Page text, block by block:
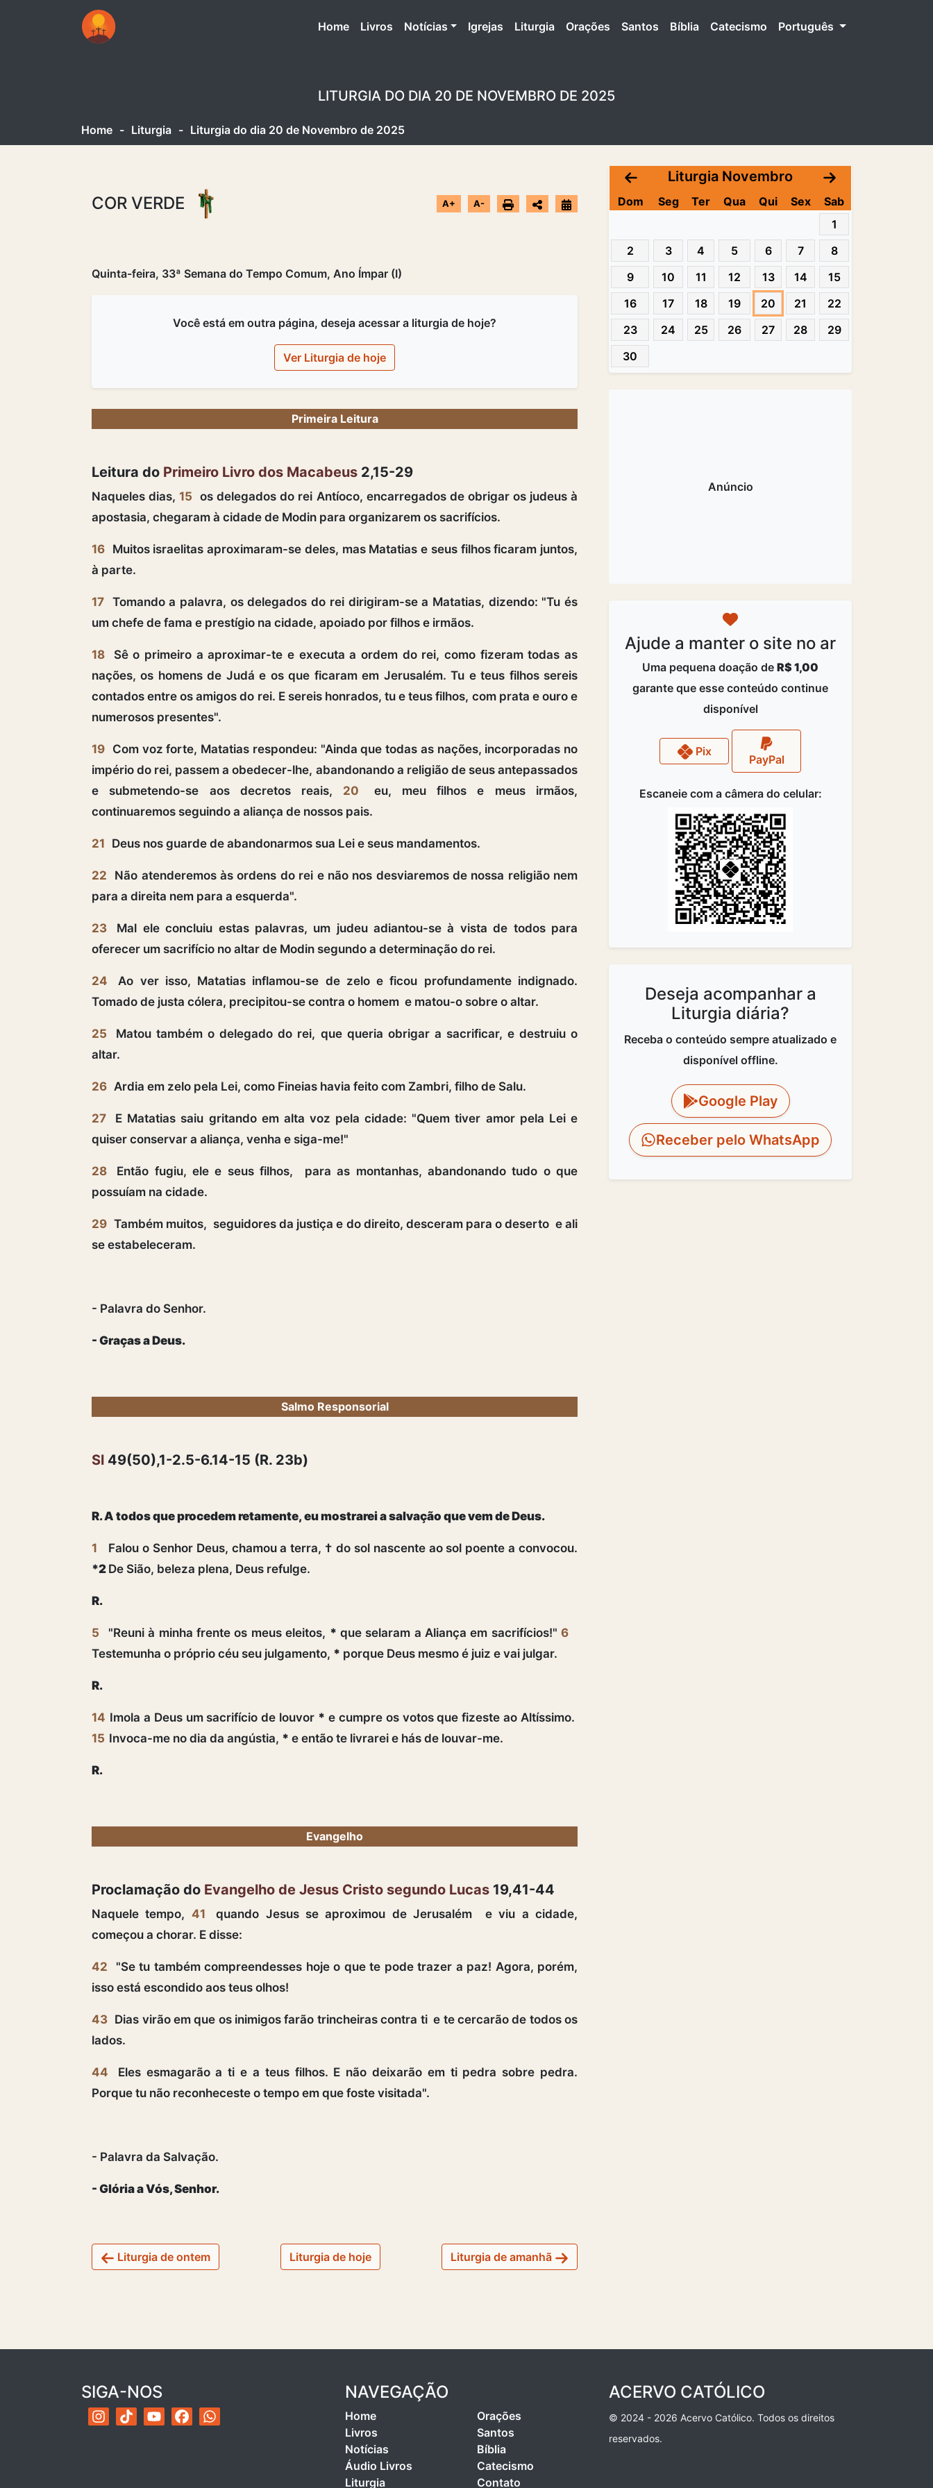
Home(atual)
Livros Notícias Igrejas Liturgia Orações Santos Bíblia Catecismo Português
LITURGIA DO DIA 20 DE NOVEMBRO DE 2025
Home - Liturgia - Liturgia do dia 20 de Novembro de 2025
COR VERDE A+ A-
Quinta-feira, 33ª Semana do Tempo Comum, Ano Ímpar (I)
Você está em outra página, deseja acessar a liturgia de hoje?
Ver Liturgia de hoje
Primeira Leitura
Leitura do Primeiro Livro dos Macabeus 2,15-29
Naqueles dias,15 os delegados do rei Antíoco, encarregados de obrigar os judeus à
apostasia, chegaram à cidade de Modin para organizarem os sacrifícios.
16 Muitos israelitas aproximaram-se deles, mas Matatias e seus filhos ficaram juntos,
à parte.
17 Tomando a palavra, os delegados do rei dirigiram-se a Matatias, dizendo: "Tu és
um chefe de fama e prestígio na cidade, apoiado por filhos e irmãos.
18
Sê o primeiro a aproximar-te e executa a ordem do rei, como fizeram todas as
nações, os homens de Judá e os que ficaram em Jerusalém. Tu e teus filhos sereis
contados entre os amigos do rei. E sereis honrados, tu e teus filhos, com prata e ouro e
numerosos presentes".
19 Com voz forte, Matatias respondeu: "Ainda que todas as nações, incorporadas no
império do rei, passem a obedecer-lhe, abandonando a religião de seus antepassados
e submetendo-se aos decretos reais, 20
eu, meu filhos e meus irmãos,
continuaremos seguindo a aliança de nossos pais.
21 Deus nos guarde de abandonarmos sua Lei e seus mandamentos.
22
Não atenderemos às ordens do rei e não nos desviaremos de nossa religião nem
para a direita nem para a esquerda".
23
Mal ele concluiu estas palavras, um judeu adiantou-se à vista de todos para
oferecer um sacrifício no altar de Modin segundo a determinação do rei.
24
Ao ver isso, Matatias inflamou-se de zelo e ficou profundamente indignado.
Tomado de justa cólera, precipitou-se contra o homem e matou-o sobre o altar.
25
Matou também o delegado do rei, que queria obrigar a sacrificar, e destruiu o
altar.
26 Ardia em zelo pela Lei, como Fineias havia feito com Zambri, filho de Salu.
27
E Matatias saiu gritando em alta voz pela cidade: "Quem tiver amor pela Lei e
quiser conservar a aliança, venha e siga-me!"
28
Então fugiu, ele e seus filhos, para as montanhas, abandonando tudo o que
possuíam na cidade.
29 Também muitos, seguidores da justiça e do direito, desceram para o deserto e ali
se estabeleceram.
- Palavra do Senhor.
- Graças a Deus.
Salmo Responsorial
Sl 49(50),1-2.5-6.14-15 (R. 23b)
R. A todos que procedem retamente, eu mostrarei a salvação que vem de Deus.
1
Falou o Senhor Deus, chamou a terra, † do sol nascente ao sol poente a convocou.
*2 De Sião, beleza plena, Deus refulge.
R.
5 "Reuni à minha frente os meus eleitos, * que selaram a Aliança em sacrifícios!" 6
Testemunha o próprio céu seu julgamento, * porque Deus mesmo é juiz e vai julgar.
R.
14 Imola a Deus um sacrifício de louvor * e cumpre os votos que fizeste ao Altíssimo.
15 Invoca-me no dia da angústia, * e então te livrarei e hás de louvar-me.
R.
Evangelho
Proclamação do Evangelho de Jesus Cristo segundo Lucas 19,41-44
Naquele tempo, 41
quando Jesus se aproximou de Jerusalém e viu a cidade,
começou a chorar. E disse:
42
"Se tu também compreendesses hoje o que te pode trazer a paz! Agora, porém,
isso está escondido aos teus olhos!
43 Dias virão em que os inimigos farão trincheiras contra ti e te cercarão de todos os
lados.
44
Eles esmagarão a ti e a teus filhos. E não deixarão em ti pedra sobre pedra.
Porque tu não reconheceste o tempo em que foste visitada".
- Palavra da Salvação.
- Glória a Vós, Senhor.
Liturgia de ontem Liturgia de hoje Liturgia de amanhã
Liturgia Novembro
Dom Seg Ter Qua Qui Sex
Sab
1
2
3 4 5 6 7
8
9
10 11 12 13 14
15
16
17 18 19 20 21
22
23
24 25 26 27 28
29
30
Ajude a manter o site no ar
Uma pequena doação de R$ 1,00
garante que esse conteúdo continue
disponível
Pix
PayPal
Escaneie com a câmera do celular:
Deseja acompanhar a
Liturgia diária?
Receba o conteúdo sempre atualizado e
disponível offline.
Google Play
Receber pelo WhatsApp
SIGA-NOS NAVEGAÇÃO
Home
Livros
Notícias
Áudio Livros
Liturgia
Orações
Santos
Bíblia
Catecismo
Contato
ACERVO CATÓLICO
© 2024 - 2026 Acervo Católico. Todos os direitos
reservados.